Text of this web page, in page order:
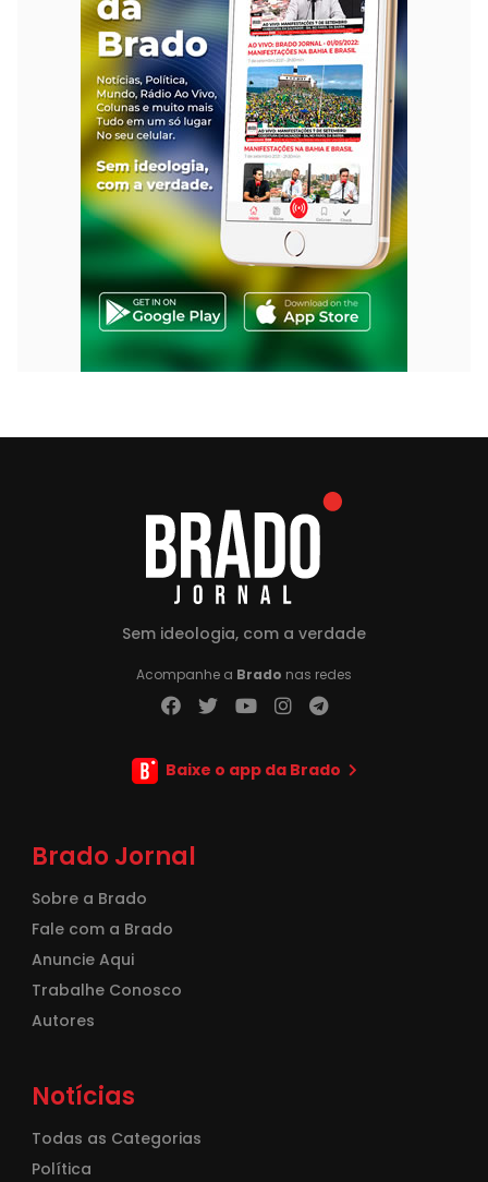
Sem ideologia, com a verdade
Acompanhe a Brado nas redes
Baixe o app da Brado
Brado Jornal
Sobre a Brado
Fale com a Brado
Anuncie Aqui
Trabalhe Conosco
Autores
Notícias
Todas as Categorias
Política